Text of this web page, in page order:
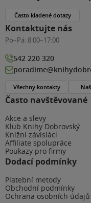
Často navštěvované
Akce a slevy
Klub Knihy Dobrovský
Knižní závisláci
Affiliate spolupráce
Poukazy pro firmy
Dodací podmínky
Platební metody
Obchodní podmínky
Ochrana osobních údajů
Často kladené dotazy
Kontaktujte nás
Po–Pá: 8:00–17:00
542 220 320
Všechny kontakty